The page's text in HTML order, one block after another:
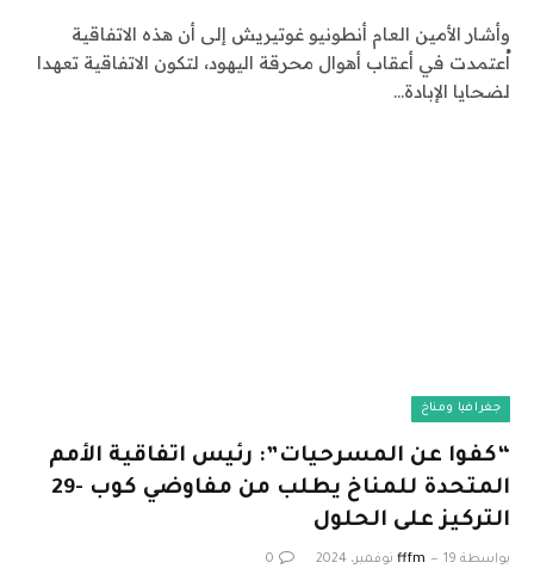
وأشار الأمين العام أنطونيو غوتيريش إلى أن هذه الاتفاقية
اُعتمدت في أعقاب أهوال محرقة اليهود، لتكون الاتفاقية تعهدا
لضحايا الإبادة…
جغرافيا ومناخ
“كفوا عن المسرحيات”: رئيس اتفاقية الأمم
المتحدة للمناخ يطلب من مفاوضي كوب -29
التركيز على الحلول
بواسطة fffm 19 نوفمبر، 2024 0